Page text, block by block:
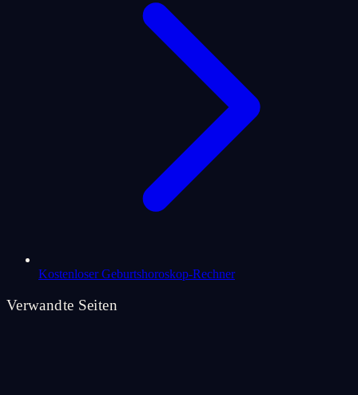
Kostenloser Geburtshoroskop-Rechner
Verwandte Seiten